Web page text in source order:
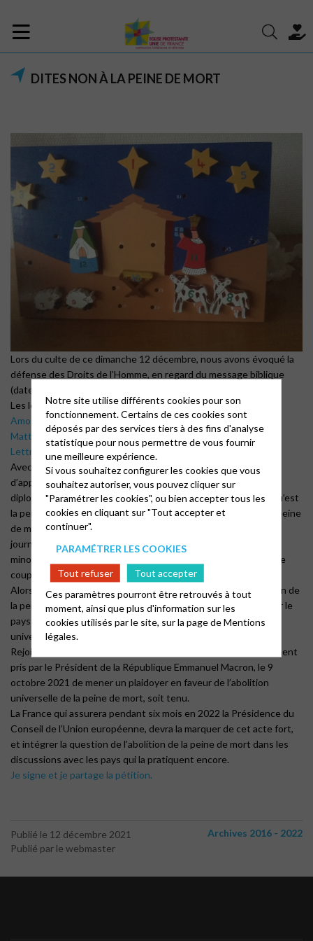
DITES NON À LA PEINE DE MORT
Lors du culte de ce dimanche 12 décembre, nous avons évoqué la
défense des Droits de l’Homme, en regard du message biblique
(date anniversaire : 10 décembre).
Les lectures bibliques de ce culte:
Amos 2, 6 à 8
Matthieu 7, 12 à 27
Lettre de Jacques 1, 18 à 27
Avec l’ONG ACAT-France, demandez aux autorités françaises
d’appeler les pays avec lesquels elle entretient des liens
diplomatiques, à renoncer au châtiment inhumain et indigne qu’est
la peine de mort. Aujourd’hui, 56 pays ont encore recours à la peine
de mort. Près de 30 000 personnes parmi lesquelles des
journalistes, défenseurs des droits, activistes, homosexuels,
minorités ethniques ou religieuses…, sont actuellement sous le
coup d’une condamnation à mort.
Alors que la France célèbre cette année les 40 ans de l’abolition de
la peine de mort, quoi de plus humain et de plus légitime – pour le
pays des Droits de l’Homme – que d’œuvrer pour l’Abolition
universelle de ce châtiment inhumain, indigne.
Rejoignez la mobilisation de l’ACAT-France pour que l’engagement
pris par le Président de la République Emmanuel Macron, le 9
octobre 2021 de mener un plaidoyer en faveur de l’abolition
universelle de la peine de mort, soit tenu.
La France qui assurera pendant six mois en 2022 la Présidence du
Conseil de l’Union européenne, devra la marquer de cet acte fort,
et intégrer la question de l’abolition de la peine de mort dans les
discussions avec les pays qui la pratiquent encore.
Je signe et je partage la pétition.
Publié le 12 décembre 2021
Publié par le webmaster
Archives 2016 - 2022
Notre site utilise différents cookies pour son
fonctionnement. Certains de ces cookies sont
déposés par des services tiers à des fins d'analyse
statistique pour nous permettre de vous fournir
une meilleure expérience.
Si vous souhaitez configurer les cookies que vous
souhaitez autoriser, vous pouvez cliquer sur
"Paramétrer les cookies", ou bien accepter tous les
cookies en cliquant sur "Tout accepter et
continuer".
PARAMÉTRER LES COOKIES
Tout refuser
Tout accepter
Ces paramètres pourront être retrouvés à tout
moment, ainsi que plus d'information sur les
cookies utilisés par le site, sur la page deMentions
légales.